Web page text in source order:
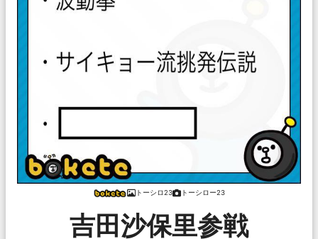
トーシロ23 トーシロー23
吉田沙保里参戦